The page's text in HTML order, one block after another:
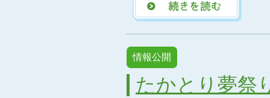
情報公開
たかとり夢祭